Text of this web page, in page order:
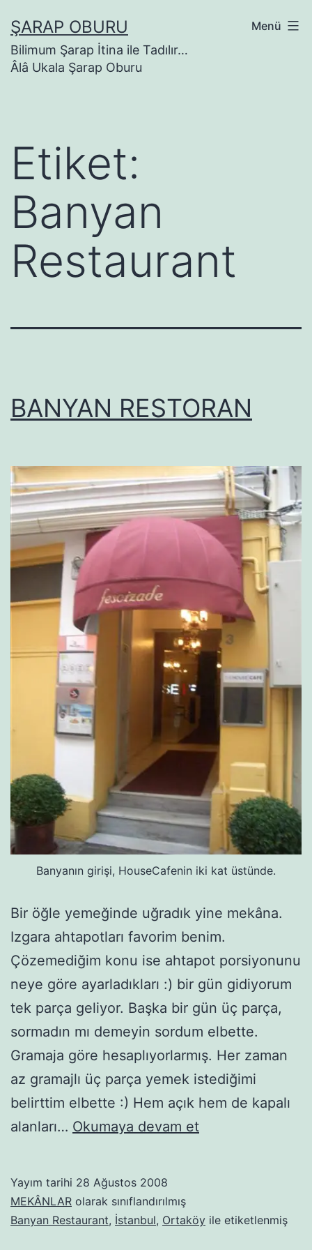
geçŞARAP OBURU
Bilimum Şarap İtina ile Tadılır…
Âlâ Ukala Şarap Oburu
Menü
Etiket:
Banyan
Restaurant
BANYAN RESTORAN
Banyanın girişi, HouseCafenin iki kat üstünde.
Bir öğle yemeğinde uğradık yine mekâna.
Izgara ahtapotları favorim benim.
Çözemediğim konu ise ahtapot porsiyonunu
neye göre ayarladıkları :) bir gün gidiyorum
tek parça geliyor. Başka bir gün üç parça,
sormadın mı demeyin sordum elbette.
Gramaja göre hesaplıyorlarmış. Her zaman
az gramajlı üç parça yemek istediğimi
belirttim elbette :) Hem açık hem de kapalı
alanları… Okumaya devam etBANYAN
Yayım tarihi 28 Ağustos 2008
MEKÂNLAR olarak sınıflandırılmış
Banyan Restaurant, İstanbul, Ortaköy ile etiketlenmiş